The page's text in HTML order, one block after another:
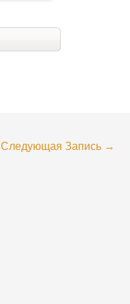
Следующая Запись →